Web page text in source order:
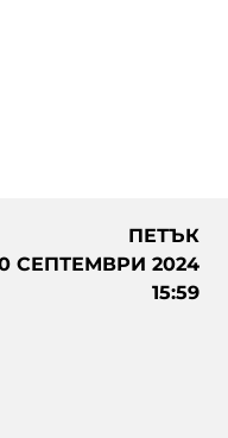
ПЕТЪК
СЕПТЕМВРИ 2024
15:59